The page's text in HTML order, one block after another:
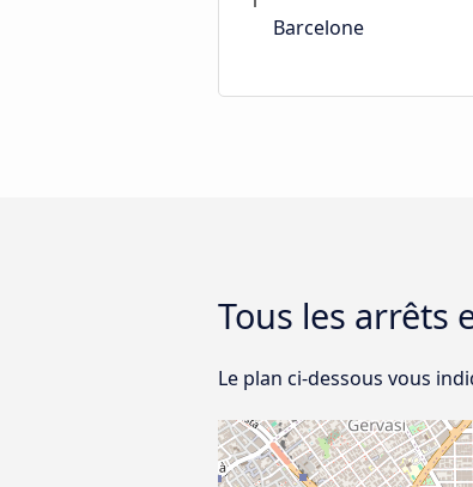
Barcelone
Tous les arrêts
Le plan ci-dessous vous